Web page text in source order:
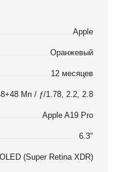
Apple
Оранжевый
12 месяцев
Мп / ƒ/1.78, 2.2, 2.8
Apple A19 Pro
6.3"
OLED (Super Retina XDR)